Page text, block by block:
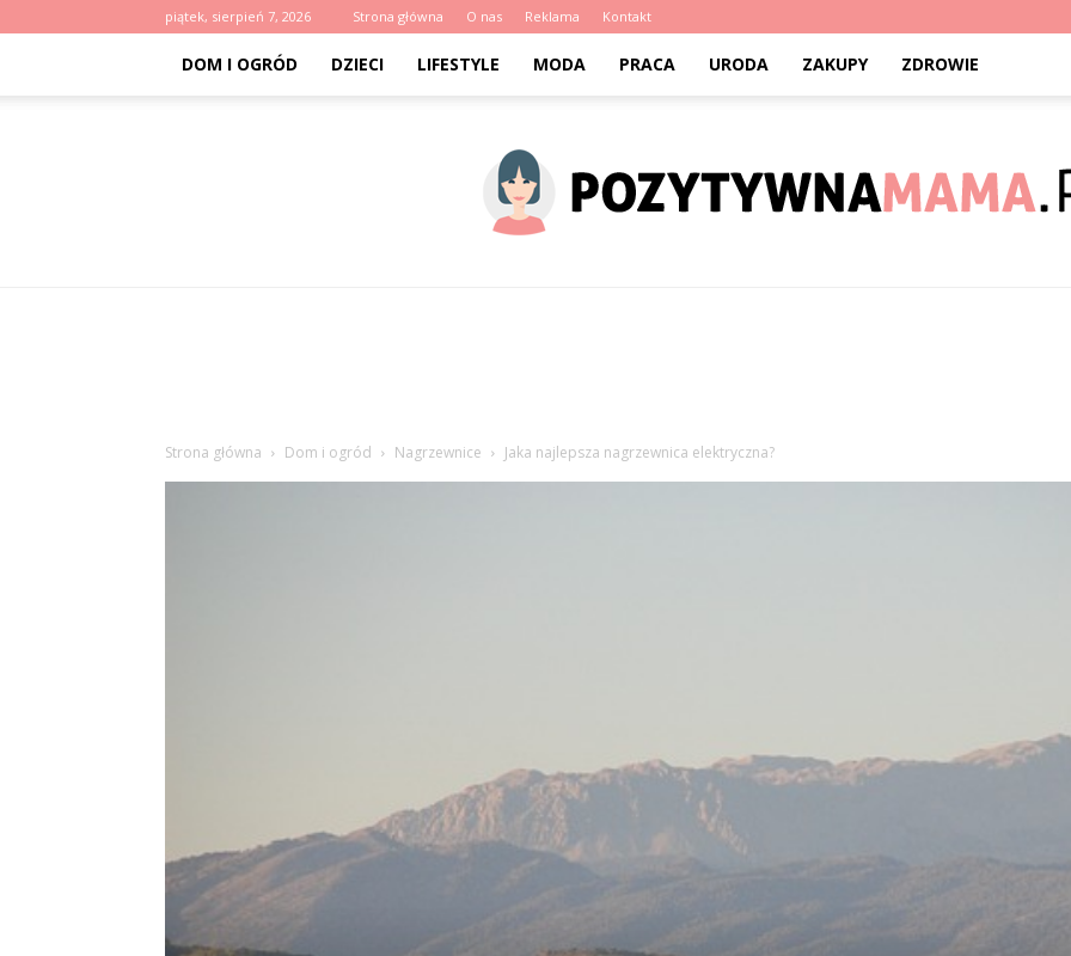
piątek, sierpień 7, 2026 Strona główna O nas Reklama Kontakt
DOM I OGRÓD DZIECI LIFESTYLE MODA PRACA URODA ZAKUPY ZDROWIE
Strona główna Dom i ogród Nagrzewnice Jaka najlepsza nagrzewnica elektryczna?